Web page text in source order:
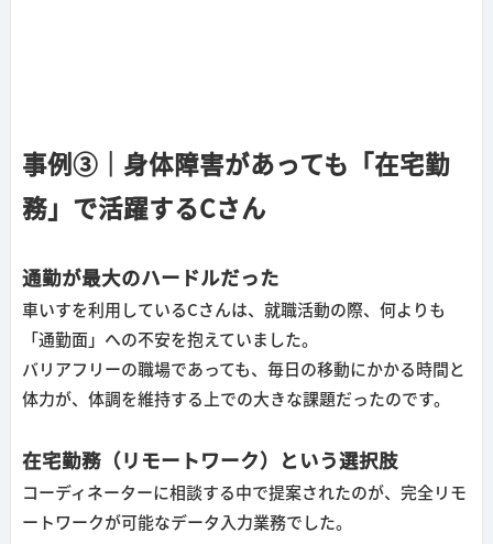
事例③｜身体障害があっても「在宅勤
務」で活躍するCさん
通勤が最大のハードルだった
車いすを利用しているCさんは、就職活動の際、何よりも
「通勤面」への不安を抱えていました。
バリアフリーの職場であっても、毎日の移動にかかる時間と
体力が、体調を維持する上での大きな課題だったのです。
在宅勤務（リモートワーク）という選択肢
コーディネーターに相談する中で提案されたのが、完全リモ
ートワークが可能なデータ入力業務でした。